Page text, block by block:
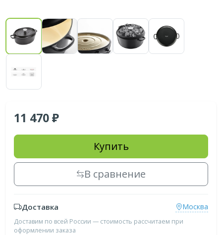
11 470
Купить
В сравнение
Доставка Москва
Доставим по всей России — стоимость рассчитаем при
оформлении заказа